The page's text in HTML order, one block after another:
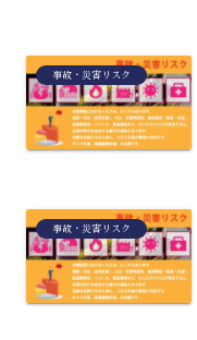
事故・災害リスク
事故・災害リスク